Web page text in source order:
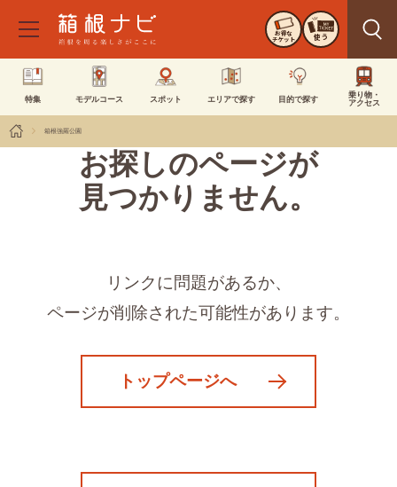
お得な
チケット 使う
特集 モデルコース スポット エリアで探す 目的で探す
乗り物・
アクセス
箱根強羅公園
お探しのページが
見つかりません。
リンクに問題があるか、
ページが削除された可能性があります。
トップページへ